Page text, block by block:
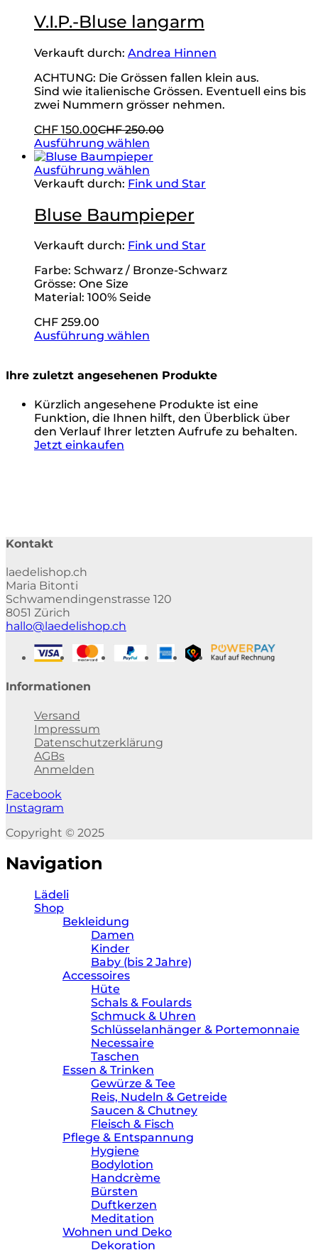
V.I.P.-Bluse langarm
Verkauft durch: Andrea Hinnen
ACHTUNG: Die Grössen fallen klein aus.
Sind wie italienische Grössen. Eventuell eins bis
zwei Nummern grösser nehmen.
CHF 150.00CHF250.00
Ausführung wählen
Ausführung wählen
Verkauft durch: Fink und Star
Bluse Baumpieper
Verkauft durch: Fink und Star
Farbe: Schwarz / Bronze-Schwarz
Grösse: One Size
Material: 100% Seide
CHF 259.00
Ausführung wählen
Ihre zuletzt angesehenen Produkte
Kürzlich angesehene Produkte ist eine
Funktion, die Ihnen hilft, den Überblick über
den Verlauf Ihrer letzten Aufrufe zu behalten.
Jetzt einkaufen
Kontakt
laedelishop.ch
Maria Bitonti
Schwamendingenstrasse 120
8051 Zürich
hallo@laedelishop.ch
Informationen
Versand
Impressum
Datenschutzerklärung
AGBs
Anmelden
Facebook
Instagram
Copyright © 2025
Navigation
Lädeli
Shop
Bekleidung
Damen
Kinder
Baby (bis 2 Jahre)
Accessoires
Hüte
Schals & Foulards
Schmuck & Uhren
Schlüsselanhänger & Portemonnaie
Necessaire
Taschen
Essen & Trinken
Gewürze & Tee
Reis, Nudeln & Getreide
Saucen & Chutney
Fleisch & Fisch
Pflege & Entspannung
Hygiene
Bodylotion
Handcrème
Bürsten
Duftkerzen
Meditation
Wohnen und Deko
Dekoration